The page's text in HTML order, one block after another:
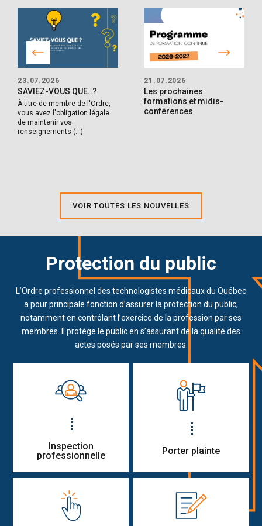
23.07.2026
SAVIEZ-VOUS QUE..?
À titre de membre de l'Ordre,
vous avez l'obligation légale
de maintenir vos
renseignements (…)
21.07.2026
Les prochaines
formations et midis-
conférences
VOIR TOUTES LES NOUVELLES
Protection du public
L’Ordre professionnel des technologistes médicaux du Québec
a pour principale fonction d’assurer la protection du public,
notamment en contrôlant l’exercice de la profession par ses
membres. Il protège le public en s’assurant de la qualité des
actes posés par ses membres.
Inspection
professionnelle
Porter plainte